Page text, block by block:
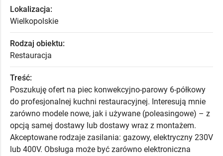
Lokalizacja:
Wielkopolskie
Rodzaj obiektu:
Restauracja
Treść:
Poszukuję ofert na piec konwekcyjno-parowy 6-półkowy
do profesjonalnej kuchni restauracyjnej. Interesują mnie
zarówno modele nowe, jak i używane (poleasingowe) – z
opcją samej dostawy lub dostawy wraz z montażem.
Akceptowane rodzaje zasilania: gazowy, elektryczny 230V
lub 400V. Obsługa może być zarówno elektroniczna